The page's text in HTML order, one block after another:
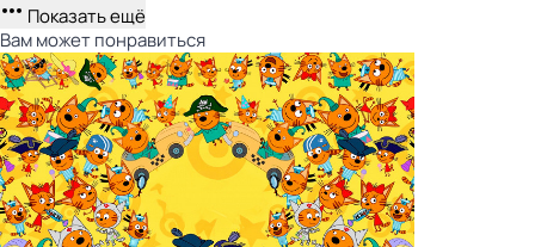
Показать ещё
Вам может понравиться